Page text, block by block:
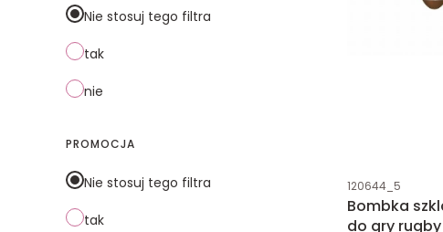
Nie stosuj tego filtra
tak
nie
PROMOCJA
Nie stosuj tego filtra
tak
Kod produktu
120644_5
Bombka
do gry rugby